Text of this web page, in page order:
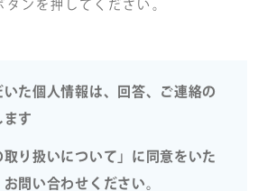
タンを押してください。
いた個人情報は、回答、ご連絡の
ます
取り扱いについて」に同意をいた
問い合わせください。